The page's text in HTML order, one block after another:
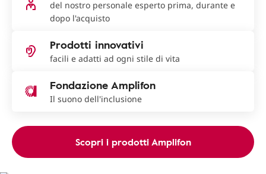
del nostro personale esperto prima, durante e
dopo l'acquisto
Prodotti innovativi
facili e adatti ad ogni stile di vita
Fondazione Amplifon
Il suono dell'inclusione
Scopri i prodotti Amplifon